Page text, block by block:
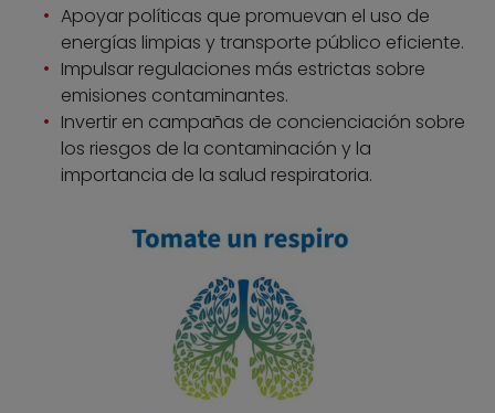
Apoyar políticas que promuevan el uso de
energías limpias y transporte público eficiente.
Impulsar regulaciones más estrictas sobre
emisiones contaminantes.
Invertir en campañas de concienciación sobre
los riesgos de la contaminación y la
importancia de la salud respiratoria.